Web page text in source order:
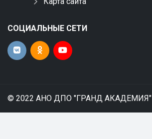
СОЦИАЛЬНЫЕ СЕТИ
© 2022 АНО ДПО "ГРАНД АКАДЕМИЯ"